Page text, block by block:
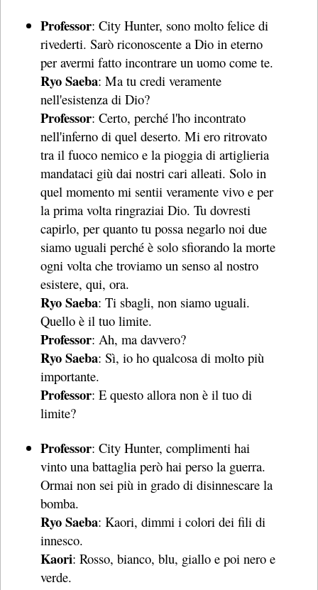
Professor: City Hunter, sono molto felice di
rivederti. Sarò riconoscente a Dio in eterno
per avermi fatto incontrare un uomo come te.
Ryo Saeba: Ma tu credi veramente
nell'esistenza di Dio?
Professor: Certo, perché l'ho incontrato
nell'inferno di quel deserto. Mi ero ritrovato
tra il fuoco nemico e la pioggia di artiglieria
mandataci giù dai nostri cari alleati. Solo in
quel momento mi sentii veramente vivo e per
la prima volta ringraziai Dio. Tu dovresti
capirlo, per quanto tu possa negarlo noi due
siamo uguali perché è solo sfiorando la morte
ogni volta che troviamo un senso al nostro
esistere, qui, ora.
Ryo Saeba: Ti sbagli, non siamo uguali.
Quello è il tuo limite.
Professor: Ah, ma davvero?
Ryo Saeba: Sì, io ho qualcosa di molto più
importante.
Professor: E questo allora non è il tuo di
limite?
Professor: City Hunter, complimenti hai
vinto una battaglia però hai perso la guerra.
Ormai non sei più in grado di disinnescare la
bomba.
Ryo Saeba: Kaori, dimmi i colori dei fili di
innesco.
Kaori: Rosso, bianco, blu, giallo e poi nero e
verde.